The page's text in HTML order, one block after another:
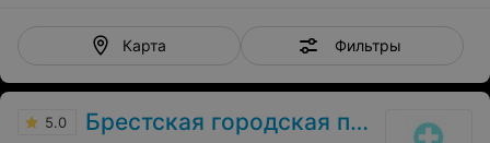
Карта Фильтры
5.0 Брестская городская поликлиника №5